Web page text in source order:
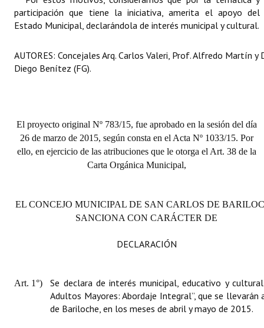
participación que tiene la iniciativa, amerita el apoyo del
Estado Municipal, declarándola de interés municipal y cultural.
AUTORES: Concejales Arq. Carlos Valeri, Prof. Alfredo Martín y
Diego Benítez (FG).
El proyecto original Nº 783/15, fue aprobado en la sesión del día
26 de marzo de 2015, según consta en el Acta Nº 1033/15. Por
ello, en ejercicio de las atribuciones que le otorga el Art. 38 de la
Carta Orgánica Municipal,
EL CONCEJO MUNICIPAL DE SAN CARLOS DE
SANCIONA CON CARÁCTER DE
DECLARACIÓN
Art. 1°)
Se declara de interés municipal, educativo y
Adultos Mayores: Abordaje Integral”, que se llevarán
de Bariloche, en los meses de abril y mayo de 2015.